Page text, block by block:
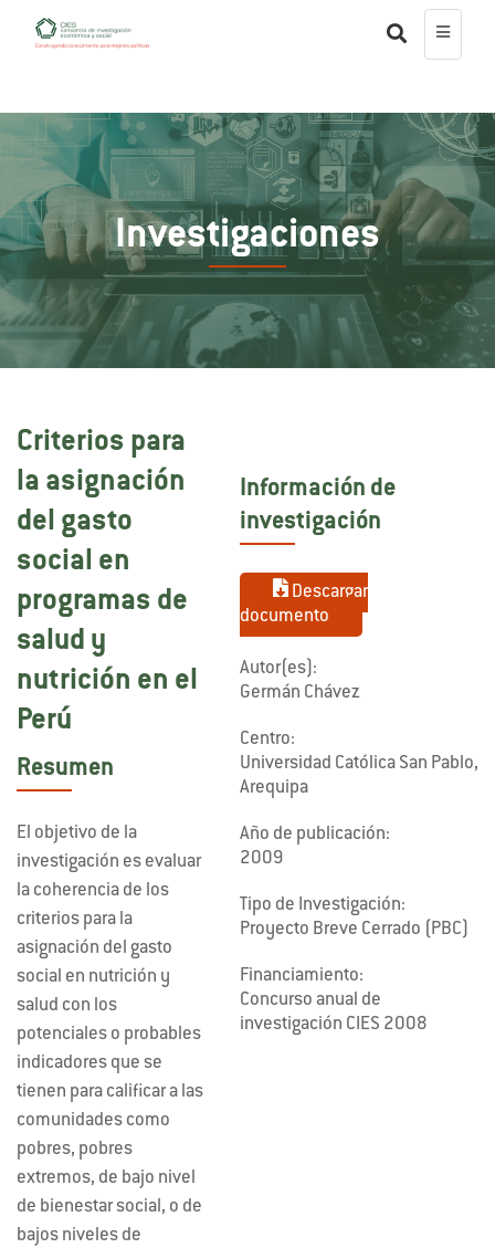
Investigaciones
Criterios para
la asignación
del gasto
social en
programas de
salud y
nutrición en el
Perú
Resumen
El objetivo de la
investigación es evaluar
la coherencia de los
criterios para la
asignación del gasto
social en nutrición y
salud con los
potenciales o probables
indicadores que se
tienen para calificar a las
comunidades como
pobres, pobres
extremos, de bajo nivel
de bienestar social, o de
bajos niveles de
Información de
investigación
Descargar
documento
Autor(es):
Germán Chávez
Centro:
Universidad Católica San Pablo,
Arequipa
Año de publicación:
2009
Tipo de Investigación:
Proyecto Breve Cerrado (PBC)
Financiamiento:
Concurso anual de
investigación CIES 2008